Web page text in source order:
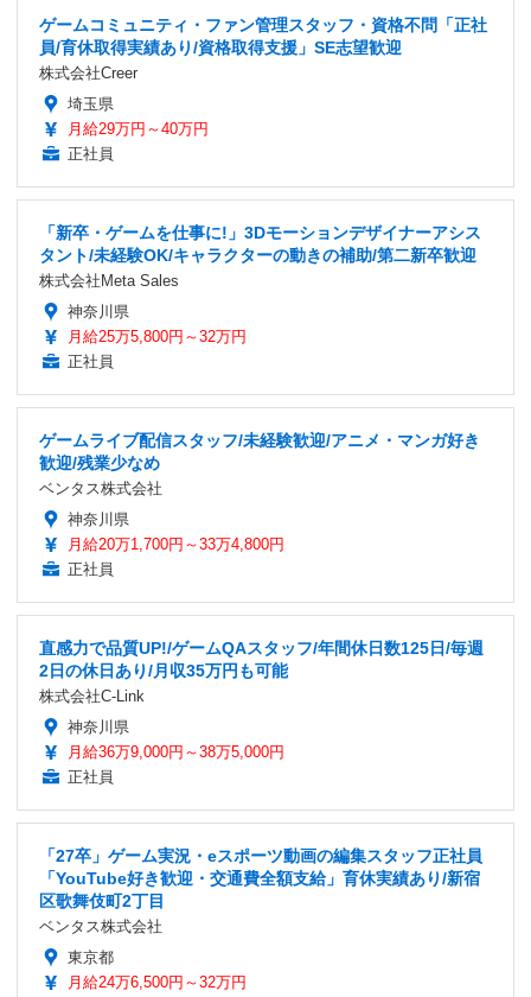
ゲームコミュニティ・ファン管理スタッフ・資格不問「正社
員/育休取得実績あり/資格取得支援」SE志望歓迎
株式会社Creer
埼玉県
月給29万円～40万円
正社員
「新卒・ゲームを仕事に!」3Dモーションデザイナーアシス
タント/未経験OK/キャラクターの動きの補助/第二新卒歓迎
株式会社Meta Sales
神奈川県
月給25万5,800円～32万円
正社員
ゲームライブ配信スタッフ/未経験歓迎/アニメ・マンガ好き
歓迎/残業少なめ
ベンタス株式会社
神奈川県
月給20万1,700円～33万4,800円
正社員
直感力で品質UP!/ゲームQAスタッフ/年間休日数125日/毎週
2日の休日あり/月収35万円も可能
株式会社C-Link
神奈川県
月給36万9,000円～38万5,000円
正社員
「27卒」ゲーム実況・eスポーツ動画の編集スタッフ正社員
「YouTube好き歓迎・交通費全額支給」育休実績あり/新宿
区歌舞伎町2丁目
ベンタス株式会社
東京都
月給24万6,500円～32万円